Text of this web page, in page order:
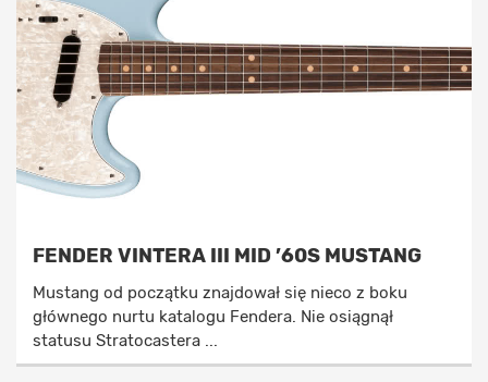
FENDER VINTERA III MID ’60S MUSTANG
Mustang od początku znajdował się nieco z boku
głównego nurtu katalogu Fendera. Nie osiągnął
statusu Stratocastera ...